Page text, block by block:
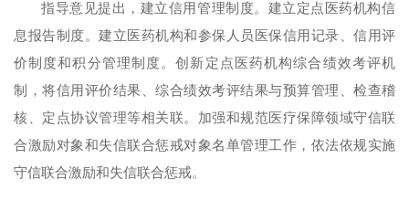
指导意见提出，建立信用管理制度。建立定点医药机构信
息报告制度。建立医药机构和参保人员医保信用记录、信用评
价制度和积分管理制度。创新定点医药机构综合绩效考评机
制，将信用评价结果、综合绩效考评结果与预算管理、检查稽
核、定点协议管理等相关联。加强和规范医疗保障领域守信联
合激励对象和失信联合惩戒对象名单管理工作，依法依规实施
守信联合激励和失信联合惩戒。